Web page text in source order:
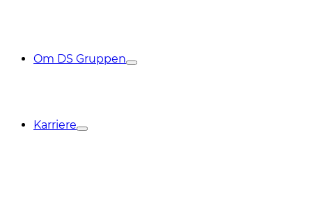
Om DS Gruppen
Karriere